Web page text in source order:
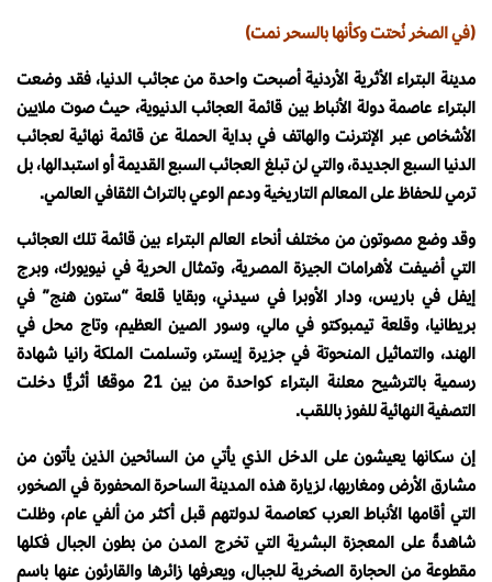
(في الصخر نُحتت وكأنها بالسحر نمت)
مدينة البتراء الأثرية الأردنية أصبحت واحدة من عجائب الدنيا، فقد وضعت
البتراء عاصمة دولة الأنباط بين قائمة العجائب الدنيوية، حيث صوت ملايين
الأشخاص عبر الإنترنت والهاتف في بداية الحملة عن قائمة نهائية لعجائب
الدنيا السبع الجديدة، والتي لن تبلغ العجائب السبع القديمة أو استبدالها، بل
ترمي للحفاظ على المعالم التاريخية ودعم الوعي بالتراث الثقافي العالمي.
وقد وضع مصوتون من مختلف أنحاء العالم البتراء بين قائمة تلك العجائب
التي أضيفت لأهرامات الجيزة المصرية، وتمثال الحرية في نيويورك، وبرج
إيفل في باريس، ودار الأوبرا في سيدني، وبقايا قلعة “ستون هنج” في
بريطانيا، وقلعة تيمبوكتو في مالي، وسور الصين العظيم، وتاج محل في
الهند، والتماثيل المنحوتة في جزيرة إيستر، وتسلمت الملكة رانيا شهادة
رسمية بالترشيح معلنة البتراء كواحدة من بين 21 موقعًا أثريًّا دخلت
التصفية النهائية للفوز باللقب.
إن سكانها يعيشون على الدخل الذي يأتي من السائحين الذين يأتون من
مشارق الأرض ومغاربها، لزيارة هذه المدينة الساحرة المحفورة في الصخور،
التي أقامها الأنباط العرب كعاصمة لدولتهم قبل أكثر من ألفي عام، وظلت
شاهدةً على المعجزة البشرية التي تخرج المدن من بطون الجبال فكلها
مقطوعة من الحجارة الصخرية للجبال، ويعرفها زائرها والقارئون عنها باسم